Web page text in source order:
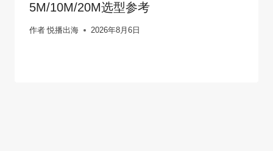
5M/10M/20M选型参考
作者 悦播出海 2026年8月6日